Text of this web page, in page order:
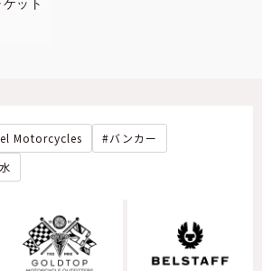
Motorcycles
バンカー